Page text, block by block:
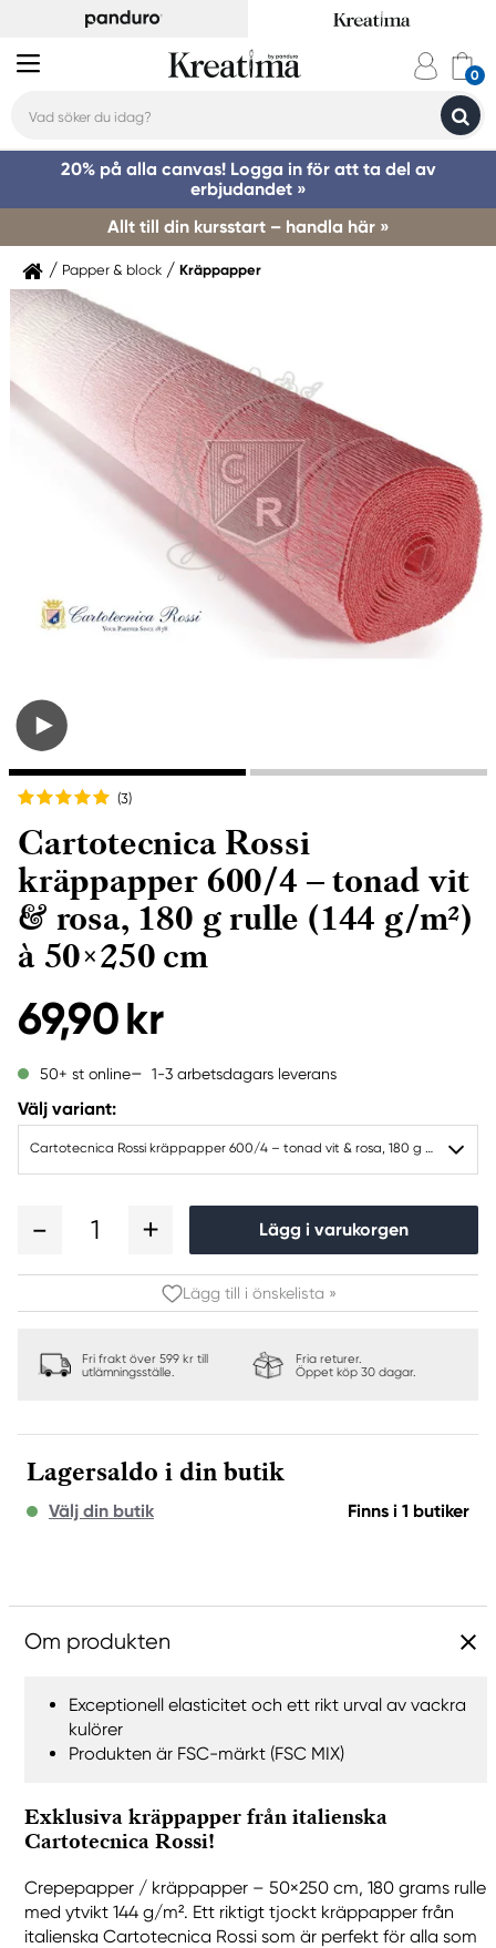
20% på alla canvas! Logga in för att ta del av
erbjudandet »
Allt till din kursstart – handla här »
Papper & block Kräppapper
(3)
Cartotecnica Rossi
kräppapper 600/4 – tonad vit
& rosa, 180 g rulle (144 g/m²)
à 50×250 cm
69,90 kr
50+ st online 1-3 arbetsdagars leverans
Välj variant:
Cartotecnica Rossi kräppapper 600/4 – tonad vit & rosa, 180 g rulle (144 g/m²) à 50×250 cm
1 Lägg i varukorgen
Lägg till i önskelista »
Fri frakt över 599 kr till
utlämningsställe.
Fria returer.
Öppet köp 30 dagar.
Lagersaldo i din butik
Välj din butik Finns i 1 butiker
Om produkten
Exceptionell elasticitet och ett rikt urval av vackra
kulörer
Produkten är FSC-märkt (FSC MIX)
Exklusiva kräppapper från italienska
Cartotecnica Rossi!
Crepepapper / kräppapper – 50×250 cm, 180 grams rulle
med ytvikt 144 g/m². Ett riktigt tjockt kräppapper från
italienska Cartotecnica Rossi som är perfekt för alla som